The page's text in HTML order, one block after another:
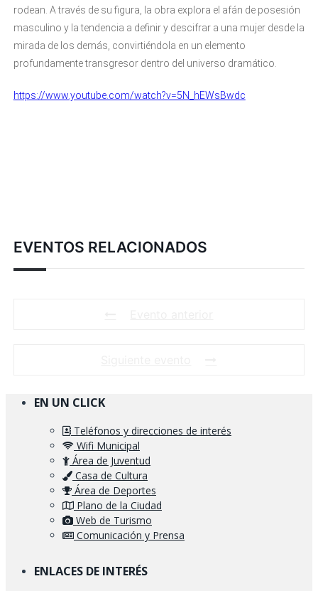
rodean. A través de su figura, la obra explora el afán de posesión
masculino y la tendencia a definir y descifrar a una mujer desde la
mirada de los demás, convirtiéndola en un elemento
profundamente transgresor dentro del universo dramático.
https://www.youtube.com/watch?v=5N_hEWsBwdc
EVENTOS RELACIONADOS
EN UN CLICK
Teléfonos y direcciones de interés
Wifi Municipal
Área de Juventud
Casa de Cultura
Área de Deportes
Plano de la Ciudad
Web de Turismo
Comunicación y Prensa
ENLACES DE INTERÉS